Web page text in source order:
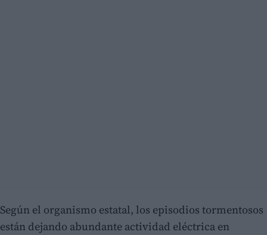
Según el organismo estatal, los episodios tormentosos
están dejando abundante actividad eléctrica en